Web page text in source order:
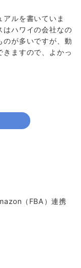
ルを書いていま
はハワイの会社なの
のが多いですが、動
ますので、よかっ
（FBA）連携